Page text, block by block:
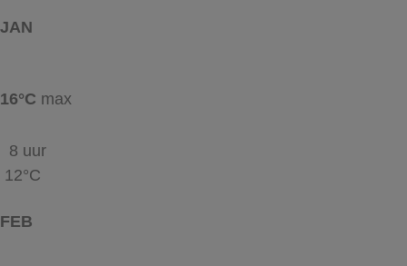
JAN
16°C max
8 uur
12°C
FEB